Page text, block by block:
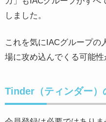
しました。
これを気にIACグループの
場に攻め込んでくる可能性
Tinder（ティンダー）